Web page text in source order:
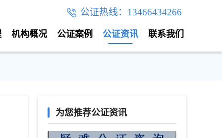
公证热线：13466434266
联系我们
公证资讯
公证案例
机构概况
为您推荐公证资讯